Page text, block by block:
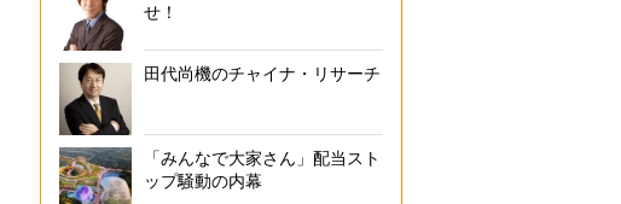
せ！
田代尚機のチャイナ・リサーチ
「みんなで大家さん」配当スト
ップ騒動の内幕